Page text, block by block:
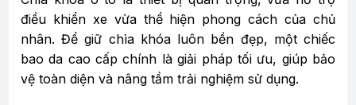
điều khiển xe vừa thể hiện phong cách của chủ
nhân. Để giữ chìa khóa luôn bền đẹp, một chiếc
bao da cao cấp chính là giải pháp tối ưu, giúp bảo
vệ toàn diện và nâng tầm trải nghiệm sử dụng.